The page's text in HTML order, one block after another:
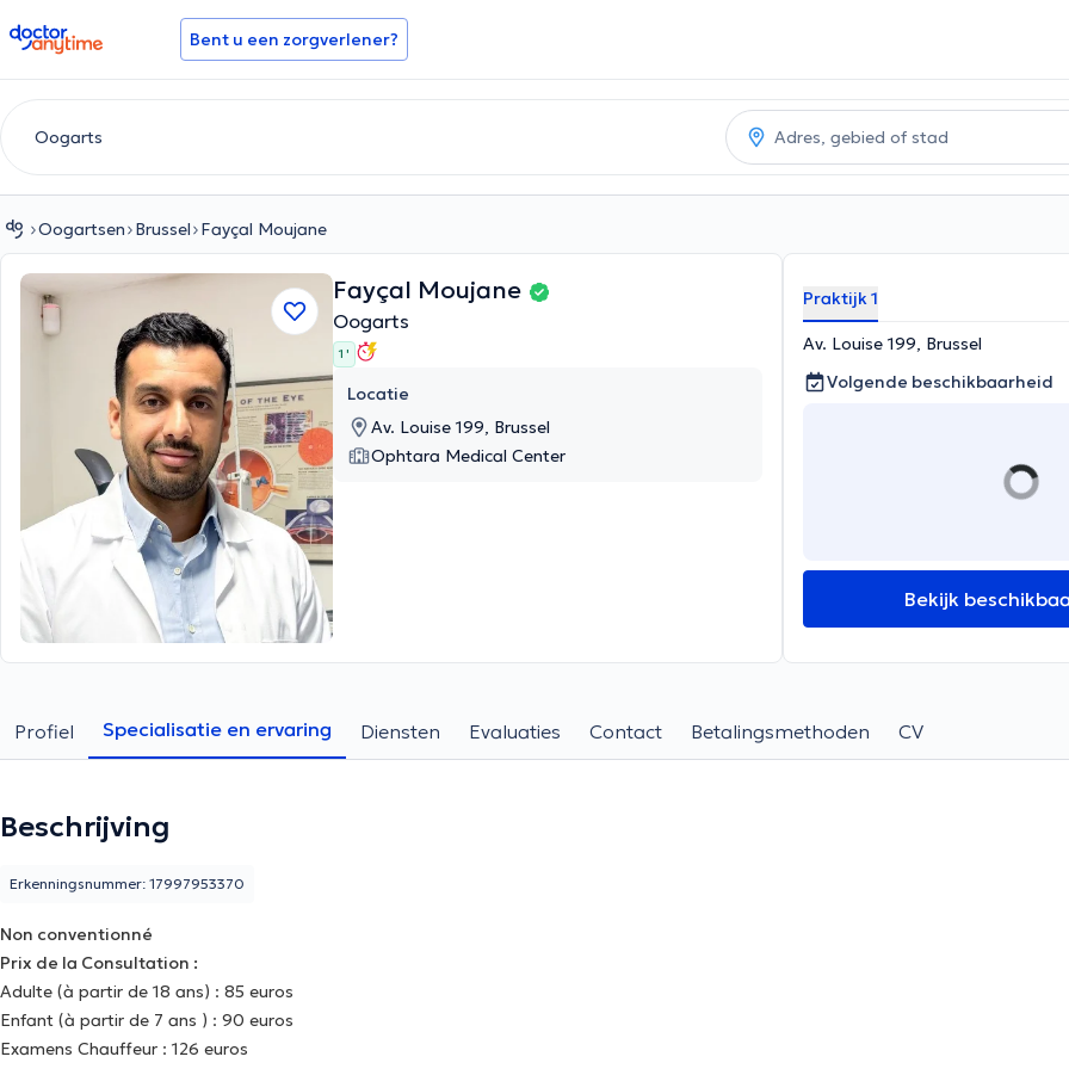
doctoranytime Bent u een zorgverlener?
Oogartsen Brussel Fayçal Moujane
Fayçal Moujane
Oogarts
1 '
Locatie
Av. Louise 199, Brussel
Ophtara Medical Center
Praktijk 1
Av. Louise 199, Brussel
Volgende beschikbaarheid
Bekijk
Profiel Specialisatie en ervaring Diensten Evaluaties Contact Betalingsmethoden CV
Beschrijving
Non conventionné
Prix de la Consultation :
Adulte (à partir de 18 ans) : 85 euros
Enfant (à partir de 7 ans ) : 90 euros
Examens Chauffeur : 126 euros
Erkenningsnummer: 17997953370